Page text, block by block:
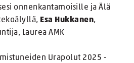
onnenkantamoisille ja Älä
Esa Hukkanen,
Laurea AMK
Urapolut 2025 -